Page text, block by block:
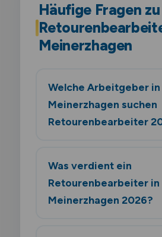
Häufige Fragen zu
Meinerzhagen
Welche Arbeitgeber in
Meinerzhagen suchen
Retourenbearbeiter
Was verdient ein
Retourenbearbeiter in
Meinerzhagen 2026?